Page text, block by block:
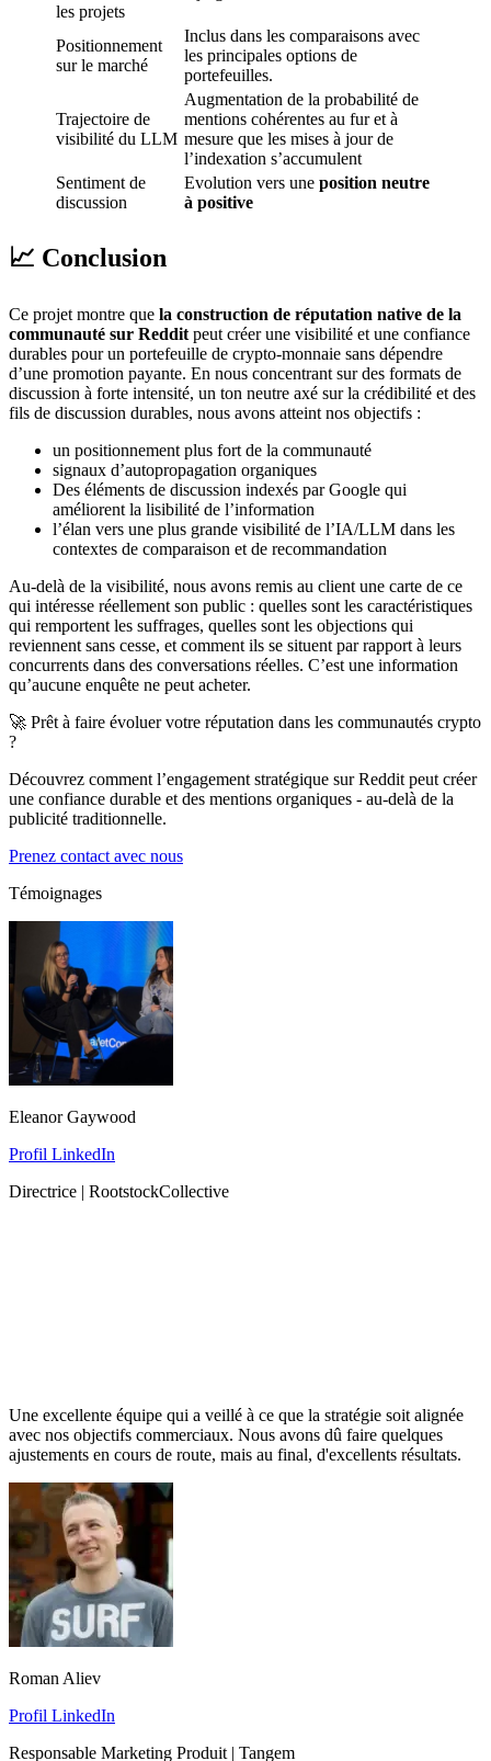
les projets
Positionnement
sur le marché
Inclus dans les comparaisons avec
les principales options de
portefeuilles.
Trajectoire de
visibilité du LLM
Augmentation de la probabilité de
mentions cohérentes au fur et à
mesure que les mises à jour de
l’indexation s’accumulent
Sentiment de
discussion
Evolution vers une position neutre
à positive
📈 Conclusion
Ce projet montre que la construction de réputation native de la
communauté sur Reddit peut créer une visibilité et une confiance
durables pour un portefeuille de crypto-monnaie sans dépendre
d’une promotion payante. En nous concentrant sur des formats de
discussion à forte intensité, un ton neutre axé sur la crédibilité et des
fils de discussion durables, nous avons atteint nos objectifs :
un positionnement plus fort de la communauté
signaux d’autopropagation organiques
Des éléments de discussion indexés par Google qui
améliorent la lisibilité de l’information
l’élan vers une plus grande visibilité de l’IA/LLM dans les
contextes de comparaison et de recommandation
Au-delà de la visibilité, nous avons remis au client une carte de ce
qui intéresse réellement son public : quelles sont les caractéristiques
qui remportent les suffrages, quelles sont les objections qui
reviennent sans cesse, et comment ils se situent par rapport à leurs
concurrents dans des conversations réelles. C’est une information
qu’aucune enquête ne peut acheter.
🚀 Prêt à faire évoluer votre réputation dans les communautés crypto
?
Découvrez comment l’engagement stratégique sur Reddit peut créer
une confiance durable et des mentions organiques - au-delà de la
publicité traditionnelle.
Prenez contact avec nous
Témoignages
Eleanor Gaywood
Profil LinkedIn
Directrice | RootstockCollective
Une excellente équipe qui a veillé à ce que la stratégie soit alignée
avec nos objectifs commerciaux. Nous avons dû faire quelques
ajustements en cours de route, mais au final, d'excellents résultats.
Roman Aliev
Profil LinkedIn
Responsable Marketing Produit | Tangem